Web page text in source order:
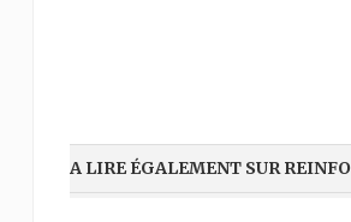
A LIRE ÉGALEMENT SUR